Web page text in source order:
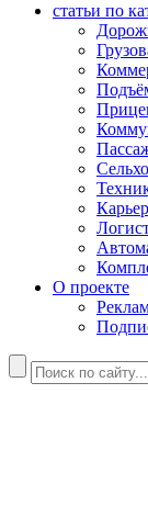
статьи по
О проекте